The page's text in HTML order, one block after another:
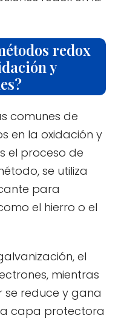
redox
y
comunes de
en la oxidación y
el proceso de
se utiliza
para
el hierro o el
el
mientras
reduce y gana
capa protectora